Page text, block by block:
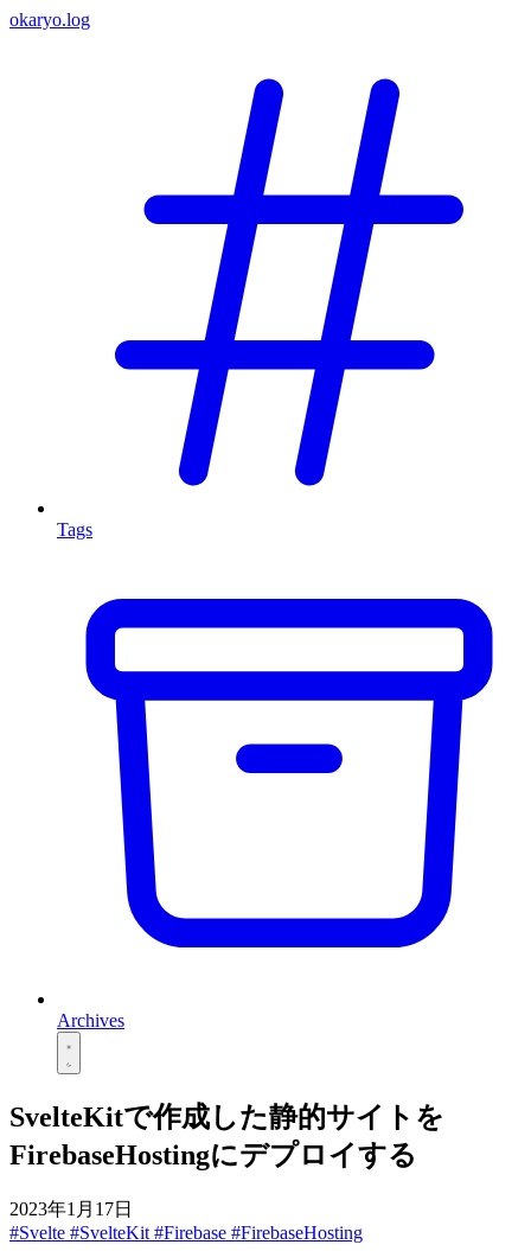
okaryo.log
Tags
Archives
SvelteKitで作成した静的サイトを
FirebaseHostingにデプロイする
2023年1月17日
#Svelte #SvelteKit #Firebase #FirebaseHosting